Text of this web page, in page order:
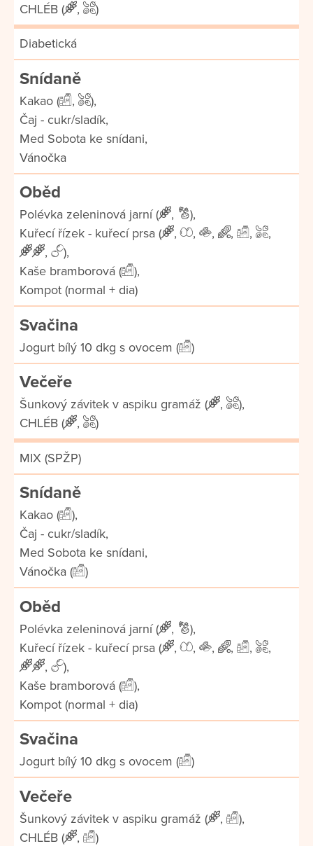
CHLÉB (
, )
Diabetická
Snídaně
Kakao ( ,
),
Čaj - cukr/sladík,
Med Sobota ke snídani,
Vánočka
Oběd
Polévka zeleninová jarní ( ,
),
Kuřecí řízek - kuřecí prsa (
, , , , ,
,
,
),
Kaše bramborová (
),
Kompot (normal + dia)
Svačina
Jogurt bílý 10 dkg s ovocem ( )
Večeře
Šunkový závitek v aspiku gramáž ( ,
),
CHLÉB (
, )
MIX (SPŽP)
Snídaně
Kakao (
),
Čaj - cukr/sladík,
Med Sobota ke snídani,
Vánočka (
)
Oběd
Polévka zeleninová jarní ( ,
),
Kuřecí řízek - kuřecí prsa (
, , , , ,
,
,
),
Kaše bramborová (
),
Kompot (normal + dia)
Svačina
Jogurt bílý 10 dkg s ovocem ( )
Večeře
Šunkový závitek v aspiku gramáž ( ,
),
CHLÉB (
, )